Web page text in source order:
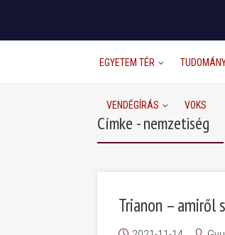
EGYETEM TÉR
VENDÉGÍRÁS VOKS
Címke - nemzetiség
Trianon – amiről